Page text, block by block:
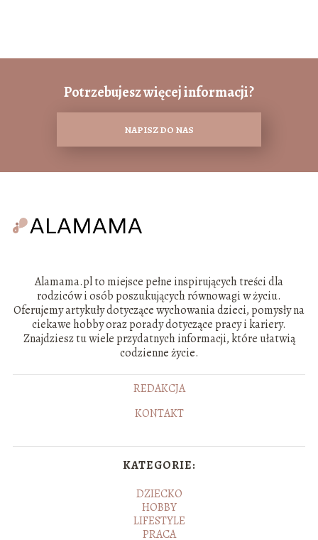
Potrzebujesz więcej informacji?
NAPISZ DO NAS
Alamama.pl to miejsce pełne inspirujących treści dla
rodziców i osób poszukujących równowagi w życiu.
Oferujemy artykuły dotyczące wychowania dzieci, pomysły na
ciekawe hobby oraz porady dotyczące pracy i kariery.
Znajdziesz tu wiele przydatnych informacji, które ułatwią
codzienne życie.
REDAKCJA
KONTAKT
KATEGORIE:
DZIECKO
HOBBY
LIFESTYLE
PRACA